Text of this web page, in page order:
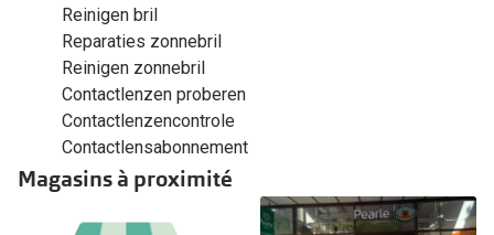
Reinigen bril
Reparaties zonnebril
Reinigen zonnebril
Contactlenzen proberen
Contactlenzencontrole
Contactlensabonnement
Magasins à proximité